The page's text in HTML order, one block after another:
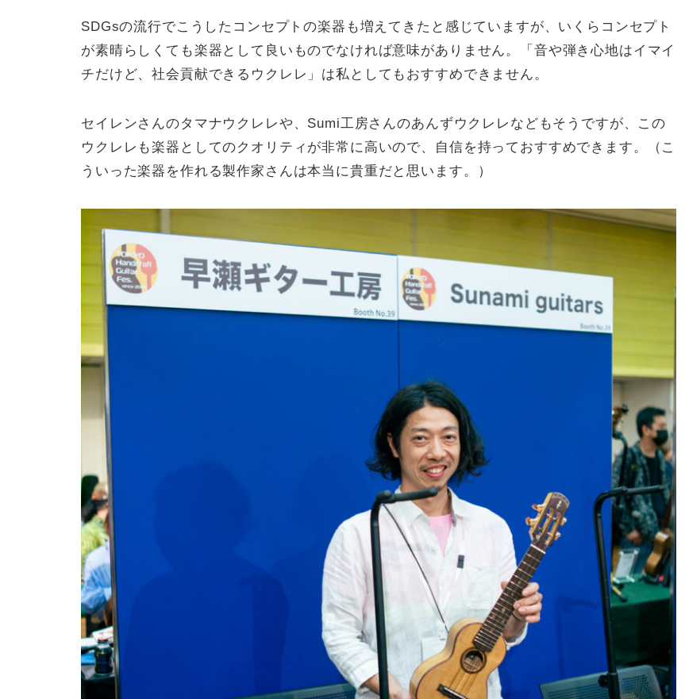
SDGsの流行でこうしたコンセプトの楽器も増えてきたと感じていますが、いくらコンセプト
が素晴らしくても楽器として良いものでなければ意味がありません。「音や弾き心地はイマイ
チだけど、社会貢献できるウクレレ」は私としてもおすすめできません。
セイレンさんのタマナウクレレや、Sumi工房さんのあんずウクレレなどもそうですが、この
ウクレレも楽器としてのクオリティが非常に高いので、自信を持っておすすめできます。（こ
ういった楽器を作れる製作家さんは本当に貴重だと思います。）